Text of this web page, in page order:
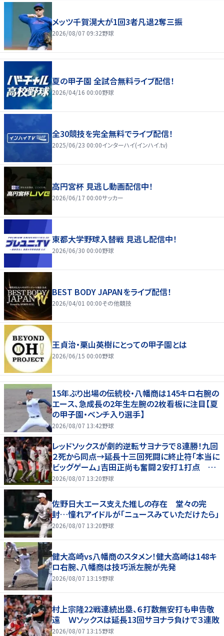
メッツ千賀滉大が1回3者凡退2奪三振
2026/08/07 09:32野球
夏の甲子園 全試合無料ライブ配信！
2026/04/16 00:00野球
全30競技を完全無料でライブ配信！
2025/06/23 00:00インターハイ(インハイ.tv)
高円宮杯 見逃し動画配信中！
2026/06/17 00:00サッカー
東都大学野球入替戦 見逃し配信中！
2026/06/30 00:00野球
BEST BODY JAPANをライブ配信！
2026/04/01 00:00その他競技
王貞治・栗山英樹にとっての甲子園とは
2026/06/15 00:00野球
15年ぶり出場の伝統校・八幡商は145キロ右腕の
エース、急成長の2年生左腕の2枚看板に注目【夏
の甲子園・ベンチ入り選手】
2026/08/07 13:42野球
レッドソックスが劇的逆転サヨナラで８連勝！九回
２死から同点→延長十三回死闘に終止符「本当に
ビッグゲーム」吉田正尚も奮闘２安打１打点 本
拠地熱狂
2026/08/07 13:20野球
佐野日大エース支えた推しの存在 堂々の完
封…憧れアイドルが「ニュースみていただけたら」
2026/08/07 13:20野球
健大高崎vs八幡商のスタメン！健大高崎は148キ
ロ右腕、八幡商は技巧派左腕が先発
2026/08/07 13:19野球
村上宗隆22戦連続出塁、６打数無安打も申告敬
遠 Ｗソックスは延長13回サヨナラ負けで３連敗
2026/08/07 13:15野球